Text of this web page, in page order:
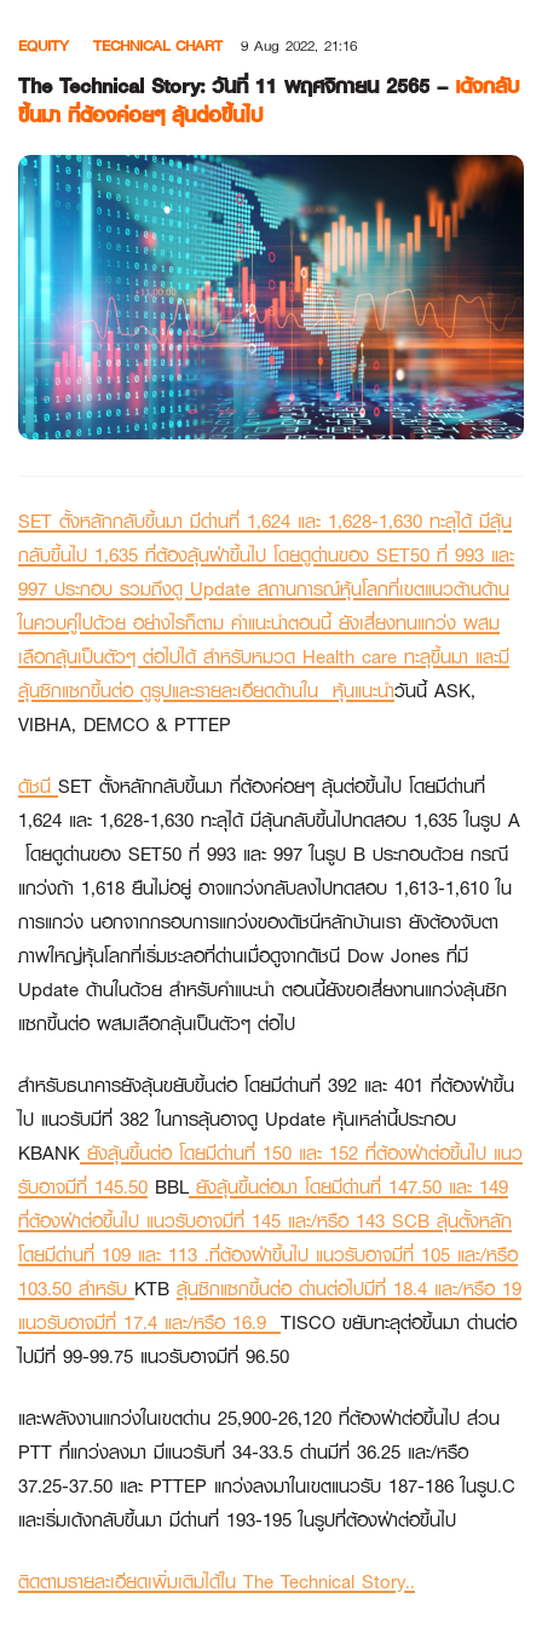
content
EQUITY TECHNICAL CHART 9 Aug 2022, 21:16
The Technical Story: วันที่ 11 พฤศจิกายน 2565 – เด้งกลับ
ขึ้นมา ที่ต้องค่อยๆ ลุ้นต่อขึ้นไป
SET ตั้งหลักกลับขึ้นมา มีด่านที่ 1,624 และ 1,628-1,630 ทะลุได้ มีลุ้น
กลับขึ้นไป 1,635 ที่ต้องลุ้นฝ่าขึ้นไป โดยดูด่านของ SET50 ที่ 993 และ
997 ประกอบ รวมถึงดู Update สถานการณ์หุ้นโลกที่เขตแนวต้านด้าน
ในควบคู่ไปด้วย อย่างไรก็ตาม คำแนะนำตอนนี้ ยังเสี่ยงทนแกว่ง ผสม
เลือกลุ้นเป็นตัวๆ ต่อไปได้ สำหรับหมวด Health care ทะลุขึ้นมา และมี
ลุ้นซิกแซกขึ้นต่อ ดูรูปและรายละเอียดด้านใน หุ้นแนะนำวันนี้ASK,
VIBHA, DEMCO & PTTEP
ดัชนี SET ตั้งหลักกลับขึ้นมา ที่ต้องค่อยๆ ลุ้นต่อขึ้นไป โดยมีด่านที่
1,624 และ 1,628-1,630 ทะลุได้ มีลุ้นกลับขึ้นไปทดสอบ 1,635 ในรูป A
โดยดูด่านของ SET50 ที่ 993 และ 997 ในรูป B ประกอบด้วย กรณี
แกว่งถ้า 1,618 ยืนไม่อยู่ อาจแกว่งกลับลงไปทดสอบ 1,613-1,610 ใน
การแกว่ง นอกจากกรอบการแกว่งของดัชนีหลักบ้านเรา ยังต้องจับตา
ภาพใหญ่หุ้นโลกที่เริ่มชะลอที่ด่านเมื่อดูจากดัชนี Dow Jones ที่มี
Update ด้านในด้วย สำหรับคำแนะนำ ตอนนี้ยังขอเสี่ยงทนแกว่งลุ้นซิก
แซกขึ้นต่อ ผสมเลือกลุ้นเป็นตัวๆ ต่อไป
สำหรับธนาคารยังลุ้นขยับขึ้นต่อ โดยมีด่านที่ 392 และ 401 ที่ต้องฝ่าขึ้น
ไป แนวรับมีที่ 382 ในการลุ้นอาจดู Update หุ้นเหล่านี้ประกอบ
KBANK ยังลุ้นขึ้นต่อ โดยมีด่านที่ 150 และ 152 ที่ต้องฝ่าต่อขึ้นไป แนว
รับอาจมีที่ 145.50 BBLยังลุ้นขึ้นต่อมา โดยมีด่านที่ 147.50 และ 149
ที่ต้องฝ่าต่อขึ้นไป แนวรับอาจมีที่ 145 และ/หรือ 143 SCB ลุ้นตั้งหลัก
โดยมีด่านที่ 109 และ 113 .ที่ต้องฝ่าขึ้นไป แนวรับอาจมีที่ 105 และ/หรือ
103.50 สำหรับ KTB ลุ้นซิกแซกขึ้นต่อ ด่านต่อไปมีที่ 18.4 และ/หรือ 19
แนวรับอาจมีที่ 17.4 และ/หรือ 16.9 TISCO ขยับทะลุต่อขึ้นมา ด่านต่อ
ไปมีที่ 99-99.75 แนวรับอาจมีที่ 96.50
และพลังงานแกว่งในเขตด่าน 25,900-26,120 ที่ต้องฝ่าต่อขึ้นไป ส่วน
PTT ที่แกว่งลงมา มีแนวรับที่ 34-33.5 ด่านมีที่ 36.25 และ/หรือ
37.25-37.50 และ PTTEP แกว่งลงมาในเขตแนวรับ 187-186 ในรูป.C
และเริ่มเด้งกลับขึ้นมา มีด่านที่ 193-195 ในรูปที่ต้องฝ่าต่อขึ้นไป
ติดตามรายละเอียดเพิ่มเติมได้ใน The Technical Story..